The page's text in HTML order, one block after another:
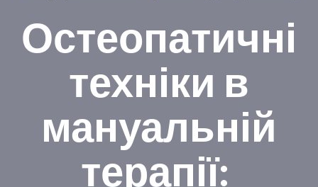
Остеопатичні
техніки в
мануальній
терапії: